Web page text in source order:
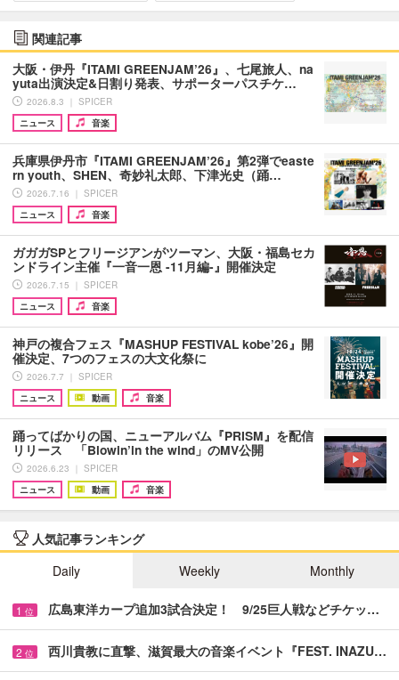
関連記事
大阪・伊丹『ITAMI GREENJAM’26』、七尾旅人、na
yuta出演決定&日割り発表、サポーターパスチケ…
2026.8.3 ｜ SPICER
ニュース
音楽
兵庫県伊丹市『ITAMI GREENJAM’26』第2弾でeaste
rn youth、SHEN、奇妙礼太郎、下津光史（踊…
2026.7.16 ｜ SPICER
ニュース
音楽
ガガガSPとフリージアンがツーマン、大阪・福島セカ
ンドライン主催『一音一恩 -11月編-』開催決定
2026.7.15 ｜ SPICER
ニュース
音楽
神戸の複合フェス『MASHUP FESTIVAL kobe’26』開
催決定、7つのフェスの大文化祭に
2026.7.7 ｜ SPICER
ニュース
動画 音楽
踊ってばかりの国、ニューアルバム『PRISM』を配信
リリース 「Blowin’in the wind」のMV公開
2026.6.23 ｜ SPICER
ニュース
動画 音楽
人気記事ランキング
Daily
Weekly Monthly
1 位 広島東洋カープ追加3試合決定！ 9/25巨人戦などチケッ…
2 位 西川貴教に直撃、滋賀最大の音楽イベント『FEST. INAZU…